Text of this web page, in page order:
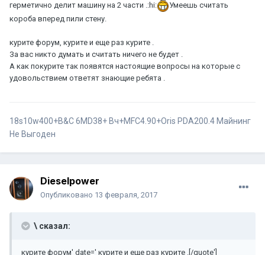
герметично делит машину на 2 части .:hi:
Умеешь считать
короба вперед пили стену.
курите форум, курите и еще раз курите .
За вас никто думать и считать ничего не будет .
А как покурите так появятся настоящие вопросы на которые с
удовольствием ответят знающие ребята .
18s10w400+B&C 6MD38+ Вч+MFC4.90+Oris PDA200.4 Майнинг
Не Выгоден
Dieselpower
Опубликовано 13 февраля, 2017
\ сказал:
курите форум' date=' курите и еще раз курите .[/quote']